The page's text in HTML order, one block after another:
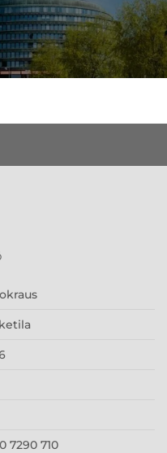
7290 710